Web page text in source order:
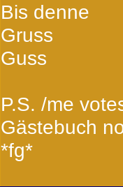
Bis denne
Gruss
Guss
P.S. /me
Gästebuch
*fg*